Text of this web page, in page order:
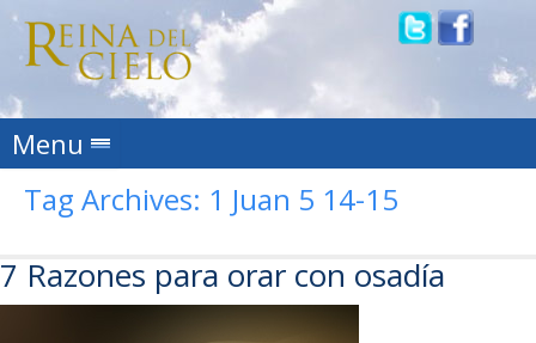
Menu Skip to content
Tag Archives: 1 Juan 5 14-15
7 Razones para orar con osadía